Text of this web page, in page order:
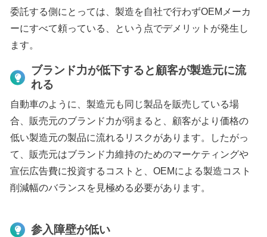
委託する側にとっては、製造を自社で行わずOEMメーカ
ーにすべて頼っている、という点でデメリットが発生し
ます。
ブランド力が低下すると顧客が製造元に流
れる
自動車のように、製造元も同じ製品を販売している場
合、販売元のブランド力が弱まると、顧客がより価格の
低い製造元の製品に流れるリスクがあります。したがっ
て、販売元はブランド力維持のためのマーケティングや
宣伝広告費に投資するコストと、OEMによる製造コスト
削減幅のバランスを見極める必要があります。
参入障壁が低い